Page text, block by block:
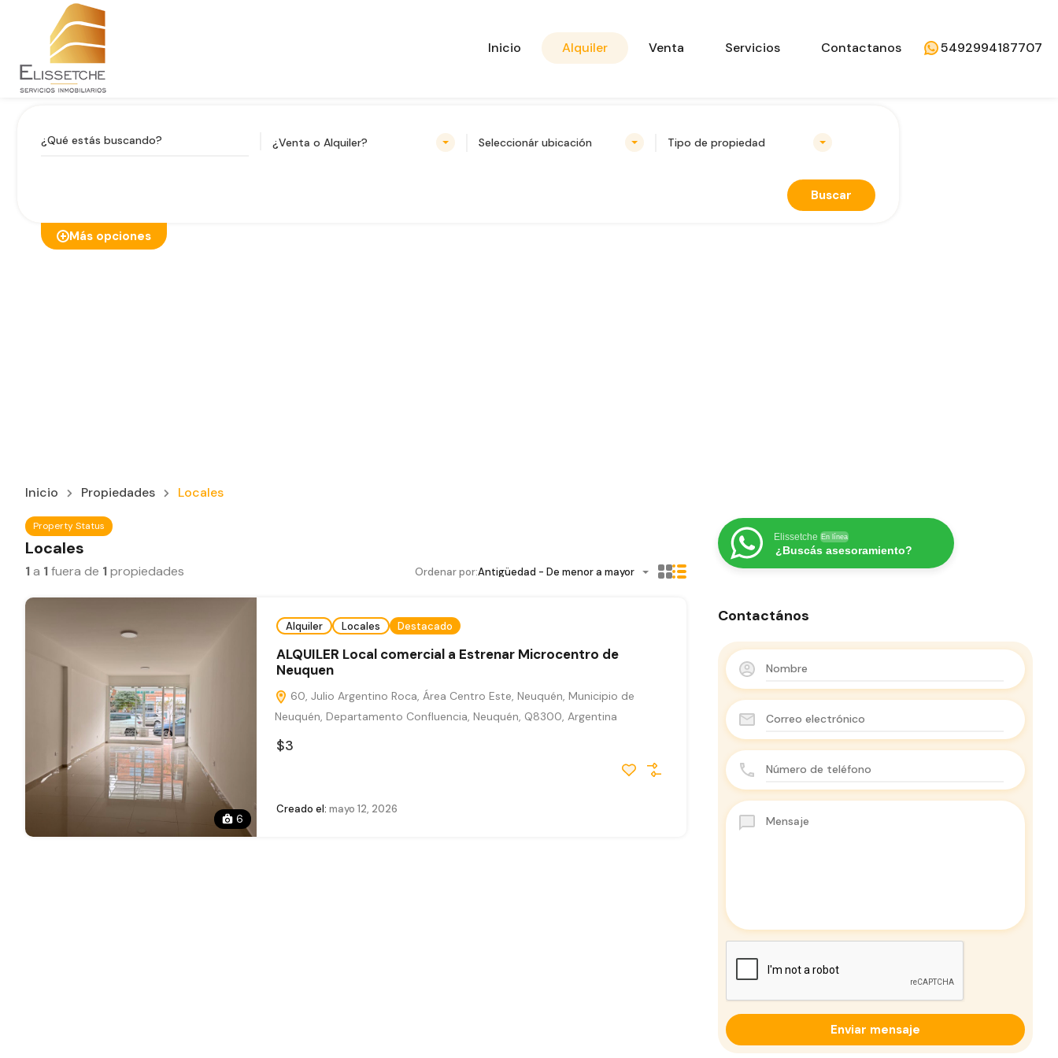
Inicio Alquiler Venta Servicios Contactanos 5492994187707
¿Venta o Alquiler? Seleccionár ubicación Tipo de propiedad
Buscar
Más opciones
Inicio Propiedades Locales
Property Status
Locales
1a 1fuera de 1propiedades Ordenar por:Antigüedad - De menor a mayor
6
Alquiler Locales Destacado
ALQUILER Local comercial a Estrenar Microcentro de
Neuquen
60, Julio Argentino Roca, Área Centro Este, Neuquén, Municipio de
Neuquén, Departamento Confluencia, Neuquén, Q8300, Argentina
$3
Creado el: mayo 12, 2026
Elissetche En línea
¿Buscás asesoramiento?
Contactános